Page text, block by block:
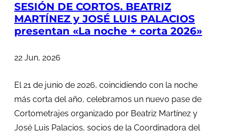
SESIÓN DE CORTOS. BEATRIZ
MARTÍNEZ y JOSÉ LUIS PALACIOS
presentan «La noche + corta 2026»
22 Jun, 2026
El 21 de junio de 2026, coincidiendo con la noche
más corta del año, celebramos un nuevo pase de
Cortometrajes organizado por Beatriz Martínez y
José Luis Palacios, socios de la Coordinadora del